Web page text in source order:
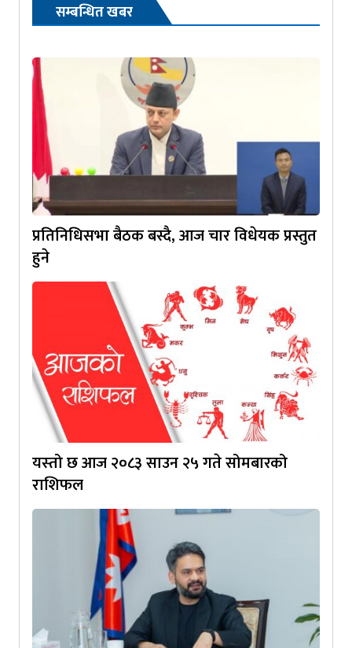
सम्बन्धित खबर
प्रतिनिधिसभा बैठक बस्दै, आज चार विधेयक प्रस्तुत
हुने
यस्‍तो छ आज २०८३ साउन २५ गते सोमबारको
राशिफल